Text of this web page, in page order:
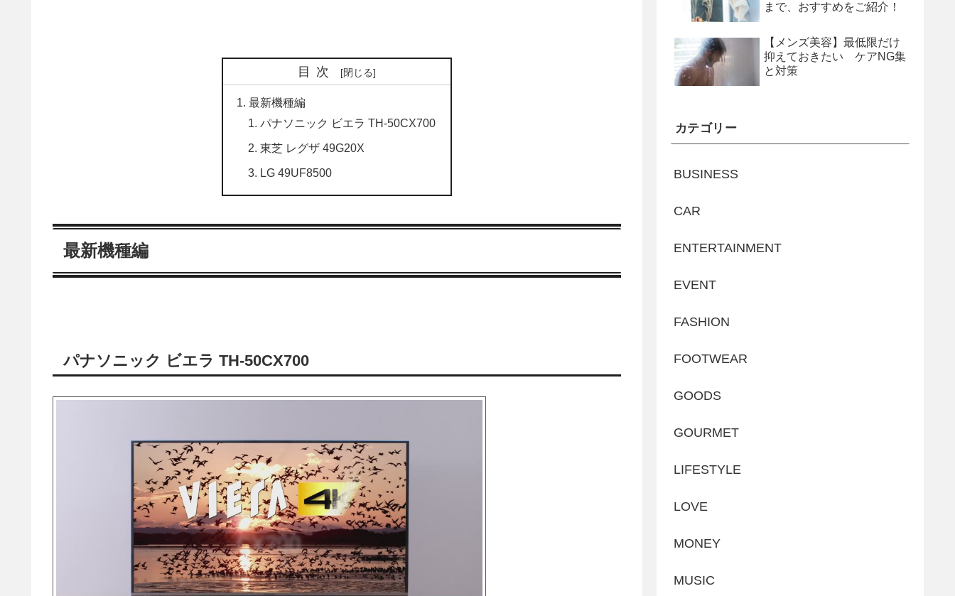
目次
最新機種編
パナソニック ビエラ TH-50CX700
東芝 レグザ 49G20X
LG 49UF8500
最新機種編
パナソニック ビエラ TH-50CX700
まで、おすすめをご紹介！
【メンズ美容】最低限だけ
抑えておきたい ケアNG集
と対策
カテゴリー
BUSINESS
CAR
ENTERTAINMENT
EVENT
FASHION
FOOTWEAR
GOODS
GOURMET
LIFESTYLE
LOVE
MONEY
MUSIC